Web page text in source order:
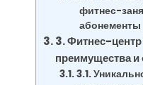
фитнес-
абонементы
3. Фитнес-
преимущества и
3.1.